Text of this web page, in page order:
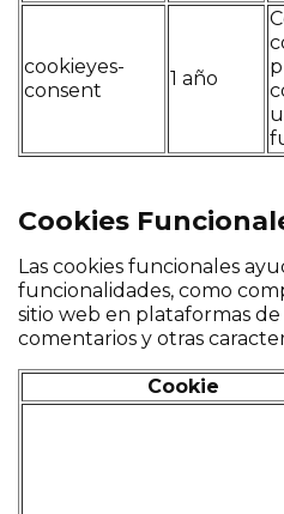
cookieyes-
consent
1 año
Cookies
Las cookies funcionales
funcionalidades, como
sitio web en plataformas
comentarios y otras
Cookie